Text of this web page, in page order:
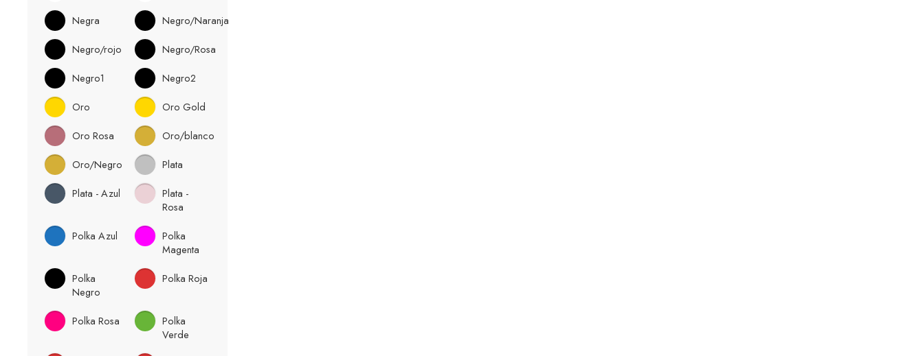
Negra
Negro/Naranja
Negro/rojo
Negro/Rosa
Negro1
Negro2
Oro
Oro Gold
Oro Rosa
Oro/blanco
Oro/Negro
Plata
Plata - Azul
Plata -
Rosa
Polka Azul
Polka
Magenta
Polka
Negro
Polka Roja
Polka Rosa
Polka
Verde